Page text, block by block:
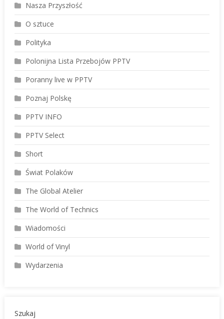
Nasza Przyszłość
O sztuce
Polityka
Polonijna Lista Przebojów PPTV
Poranny live w PPTV
Poznaj Polskę
PPTV INFO
PPTV Select
Short
Świat Polaków
The Global Atelier
The World of Technics
Wiadomości
World of Vinyl
Wydarzenia
Szukaj